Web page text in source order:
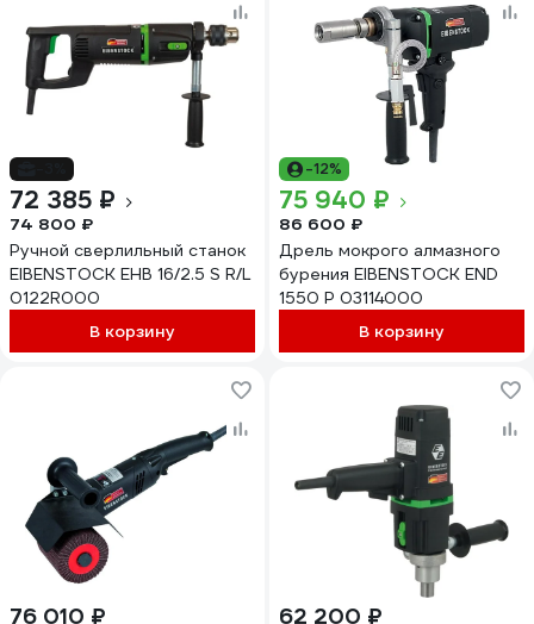
72 385 ₽
74 800 ₽
Ручной сверлильный станок
EIBENSTOCK EHB 16/2.5 S R/L
0122R000
В корзину
-12%
75 940 ₽
86 600 ₽
Дрель мокрого алмазного
бурения EIBENSTOCK END
1550 P 03114000
В корзину
76 010 ₽ 62 200 ₽